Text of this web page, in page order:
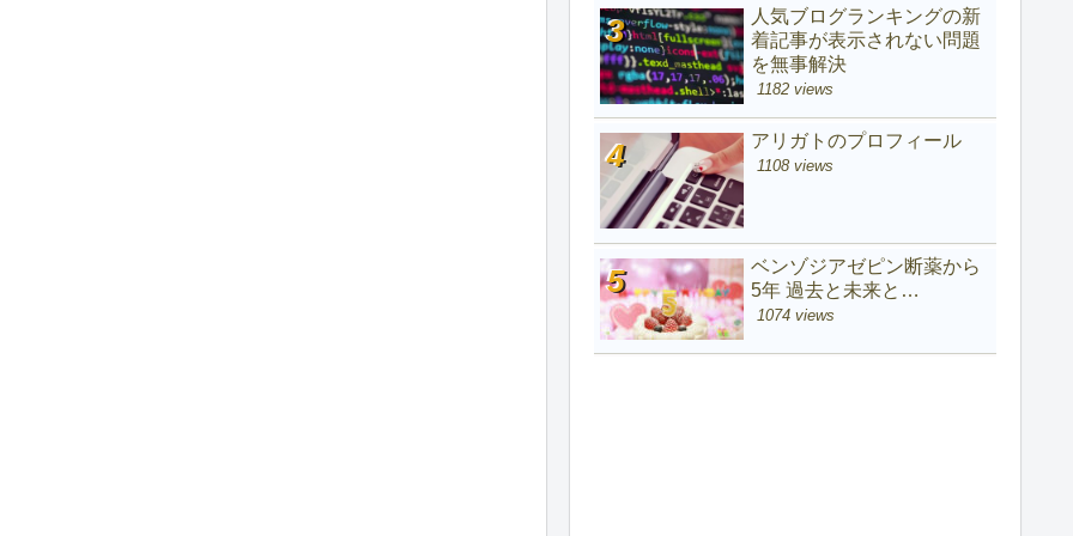
人気ブログランキングの新
着記事が表示されない問題
を無事解決
1182 views
アリガトのプロフィール
1108 views
ベンゾジアゼピン断薬から
5年 過去と未来と…
1074 views